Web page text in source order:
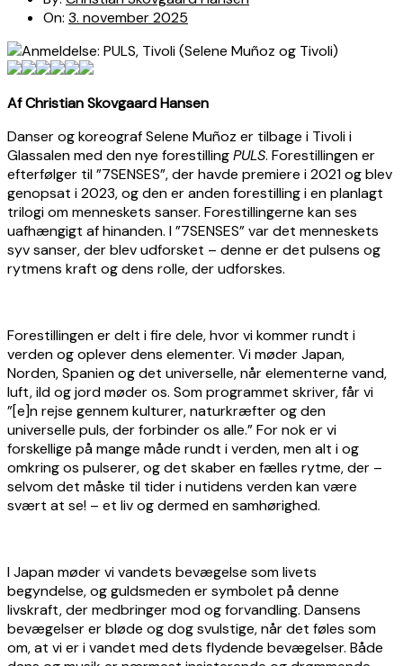
On: 3. november 2025
Af Christian Skovgaard Hansen
Danser og koreograf Selene Muñoz er tilbage i Tivoli i
Glassalen med den nye forestillingPULS. Forestillingen er
efterfølger til ”7SENSES”, der havde premiere i 2021 og blev
genopsat i 2023, og den er anden forestilling i en planlagt
trilogi om menneskets sanser. Forestillingerne kan ses
uafhængigt af hinanden. I ”7SENSES” var det menneskets
syv sanser, der blev udforsket – denne er det pulsens og
rytmens kraft og dens rolle, der udforskes.
Forestillingen er delt i fire dele, hvor vi kommer rundt i
verden og oplever dens elementer. Vi møder Japan,
Norden, Spanien og det universelle, når elementerne vand,
luft, ild og jord møder os. Som programmet skriver, får vi
”[e]n rejse gennem kulturer, naturkræfter og den
universelle puls, der forbinder os alle.” For nok er vi
forskellige på mange måde rundt i verden, men alt i og
omkring os pulserer, og det skaber en fælles rytme, der –
selvom det måske til tider i nutidens verden kan være
svært at se! – et liv og dermed en samhørighed.
I Japan møder vi vandets bevægelse som livets
begyndelse, og guldsmeden er symbolet på denne
livskraft, der medbringer mod og forvandling. Dansens
bevægelser er bløde og dog svulstige, når det føles som
om, at vi er i vandet med dets flydende bevægelser. Både